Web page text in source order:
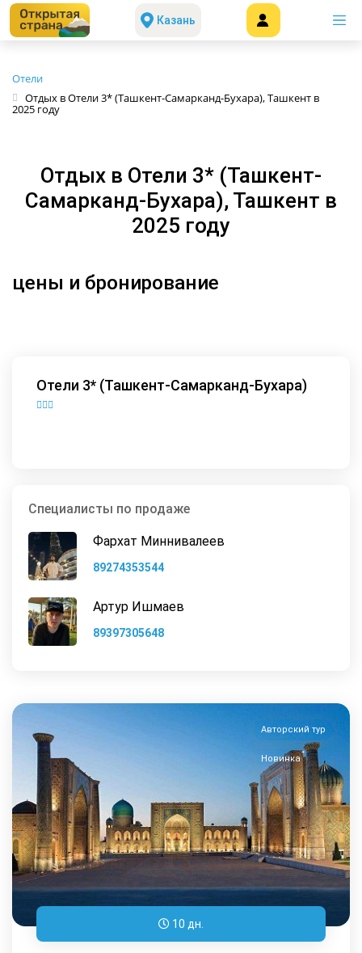
Казань
Отели
Отдых в Отели 3* (Ташкент-Самарканд-Бухара), Ташкент в
2025 году
Отдых в Отели 3* (Ташкент-
Самарканд-Бухара), Ташкент в
2025 году
цены и бронирование
Отели 3* (Ташкент-Самарканд-Бухара)
Специалисты по продаже
Фархат Миннивалеев
89274353544
Артур Ишмаев
89397305648
Авторский тур
Новинка
10 дн.